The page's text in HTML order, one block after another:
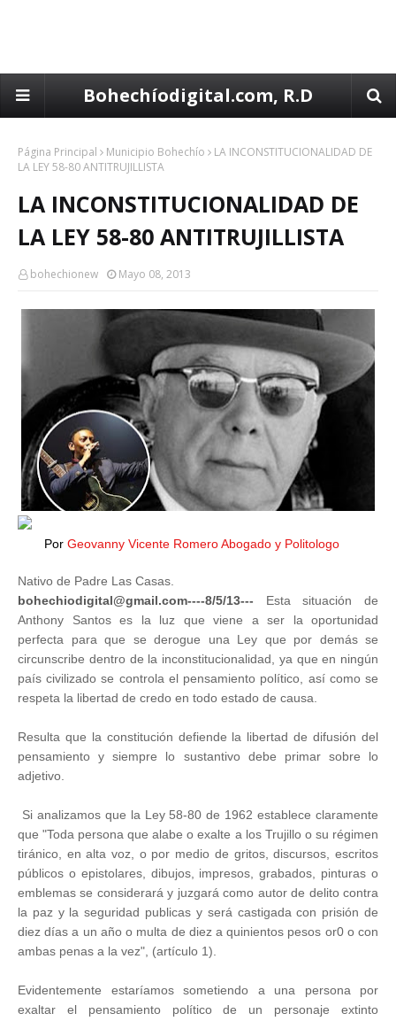
Bohechíodigital.com, R.D
Página Principal Municipio Bohechío
LA INCONSTITUCIONALIDAD DE
LA LEY 58-80 ANTITRUJILLISTA
LA INCONSTITUCIONALIDAD DE
LA LEY 58-80 ANTITRUJILLISTA
bohechionew Mayo 08, 2013
Por Geovanny Vicente Romero Abogado y Politologo
Nativo de Padre Las Casas.
bohechiodigital@gmail.com----8/5/13--- Esta situación de
Anthony Santos es la luz que viene a ser la oportunidad
perfecta para que se derogue una Ley que por demás se
circunscribe dentro de la inconstitucionalidad, ya que en ningún
país civilizado se controla el pensamiento político, así como se
respeta la libertad de credo en todo estado de causa.
Resulta que la constitución defiende la libertad de difusión del
pensamiento y siempre lo sustantivo debe primar sobre lo
adjetivo.
Si analizamos que la Ley 58-80 de 1962 establece claramente
que "Toda persona que alabe o exalte a los Trujillo o su régimen
tiránico, en alta voz, o por medio de gritos, discursos, escritos
públicos o epistolares, dibujos, impresos, grabados, pinturas o
emblemas se considerará y juzgará como autor de delito contra
la paz y la seguridad publicas y será castigada con prisión de
diez días a un año o multa de diez a quinientos pesos or0 o con
ambas penas a la vez", (artículo 1).
Evidentemente estaríamos sometiendo a una persona por
exaltar el pensamiento político de un personaje extinto